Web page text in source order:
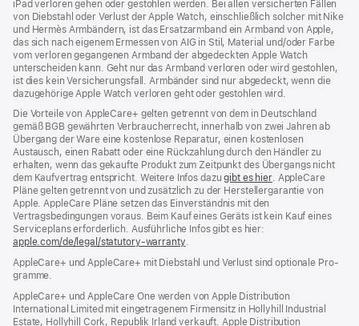
iPad verloren gehen oder gestohlen werden. Bei allen versicherten Fällen
von Diebstahl oder Verlust der Apple Watch, einschließlich solcher mit Nike
und Hermès Armbändern, ist das Ersatzarmband ein Armband von Apple,
das sich nach eigenem Ermessen von AIG in Stil, Material und/oder Farbe
vom verloren gegangenen Armband der abgedeckten Apple Watch
unterscheiden kann. Geht nur das Armband verloren oder wird gestohlen,
ist dies kein Versicherungsfall. Armbänder sind nur abgedeckt, wenn die
dazugehörige Apple Watch verloren geht oder gestohlen wird.
Die Vorteile von AppleCare+ gelten getrennt von dem in Deutschland
gemäß BGB gewährten Verbraucher­recht, inner­halb von zwei Jahren ab
Übergang der Ware eine kosten­lose Reparatur, einen kosten­losen
Austausch, einen Rabatt oder eine Rück­zahlung durch den Händler zu
erhalten, wenn das gekaufte Produkt zum Zeit­punkt des Übergangs nicht
dem Kauf­vertrag ent­spricht. Weitere Infos dazugibt es hier(Öffnet
ein
Fenster)
. AppleCare
Pläne gelten getrennt von und zu­sätz­lich zu der Hersteller­garantie von
Apple. AppleCare Pläne setzen das Einverständnis mit den
Vertragsbedingungen voraus. Beim Kauf eines Geräts ist kein Kauf eines
Serviceplans erfor­der­lich. Ausführliche Infos gibt es hier:
apple.com/de/legal/statutory-warranty(Öffnet
neues
.
AppleCare+ und AppleCare+ mit Dieb­stahl und Verlust sind optionale Pro­
gramme.
AppleCare+ und AppleCare One werden von Apple Distribution
International Limited mit eingetragenem Firmensitz in Hollyhill Industrial
Estate, Hollyhill Cork, Republik Irland verkauft. Apple Distribution